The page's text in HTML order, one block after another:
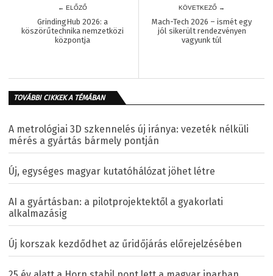
← ELŐZŐ
GrindingHub 2026: a
köszörűtechnika nemzetközi
központja
KÖVETKEZŐ →
Mach-Tech 2026 – ismét egy
jól sikerült rendezvényen
vagyunk túl
TOVÁBBI CIKKEK A TÉMÁBAN
A metrológiai 3D szkennelés új iránya: vezeték nélküli
mérés a gyártás bármely pontján
Új, egységes magyar kutatóhálózat jöhet létre
AI a gyártásban: a pilotprojektektől a gyakorlati
alkalmazásig
Új korszak kezdődhet az űridőjárás előrejelzésében